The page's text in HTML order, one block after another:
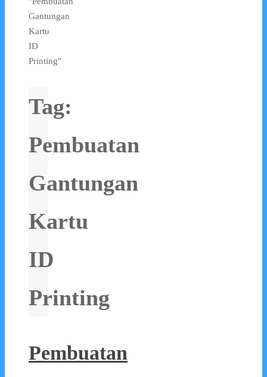
Gantungan
Kartu
ID
Printing"
Tag:
Pembuatan
Gantungan
Kartu
ID
Printing
Pembuatan